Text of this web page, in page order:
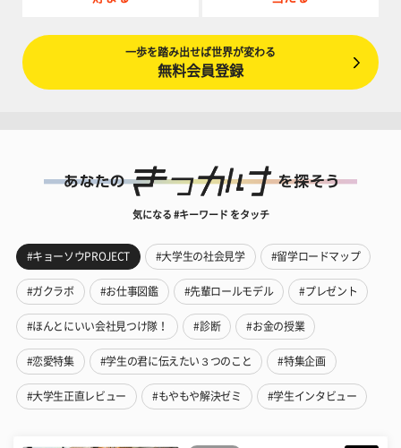
一歩を踏み出せば世界が変わる
無料会員登録
気になる #キーワード をタッチ
#キョーソウPROJECT #大学生の社会見学 #留学ロードマップ
#ガクラボ #お仕事図鑑 #先輩ロールモデル #プレゼント
#ほんとにいい会社見つけ隊！ #診断 #お金の授業
#恋愛特集 #学生の君に伝えたい３つのこと #特集企画
#大学生正直レビュー #もやもや解決ゼミ #学生インタビュー